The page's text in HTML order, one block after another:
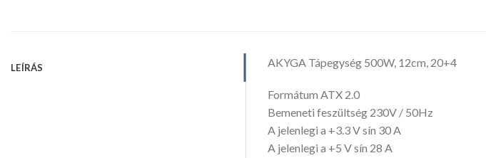
LEÍRÁS AKYGA Tápegység 500W, 12cm, 20+4
Formátum ATX 2.0
Bemeneti feszültség 230V / 50Hz
A jelenlegi a +3.3 V sín 30 A
A jelenlegi a +5 V sín 28 A